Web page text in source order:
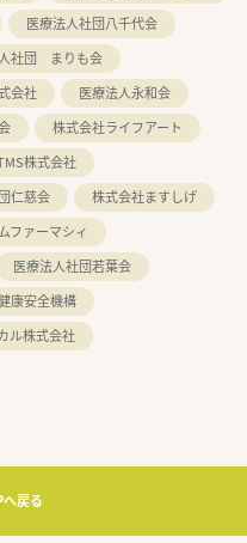
医療法人社団八千代会
社団 まりも会
会社
医療法人永和会
株式会社ライフアート
株式会社
仁慈会
株式会社ますしげ
ファーマシィ
医療法人社団若葉会
康安全機構
ル株式会社
へ戻る